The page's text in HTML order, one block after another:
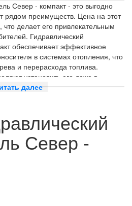
Север - компакт - это выгодно
рядом преимуществ. Цена на этот
что делает его привлекательным
Гидравлический
обеспечивает эффективное
в системах отопления, что
и перерасхода топлива.
установить его даже в
делает его идеальным выбором
Гидравлический разделитель
теплоносителя в системах
разделитель обеспечивает
теплоносителя по всем
перегрев и перепады
Север - компакт обладает
и способен работать с
насосов. Он изготовлен из
далее
Север -